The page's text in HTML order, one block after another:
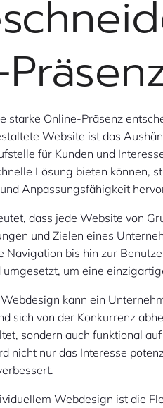
starke Online-Präsenz
Website ist das
für Kunden und
Lösung bieten können,
Anpassungsfähigkeit
dass jede Website von
und Zielen eines
Navigation bis hin zur
um eine
kann ein
sich von der Konkurrenz
sondern auch funktional
nicht nur das Interesse
Webdesign ist die